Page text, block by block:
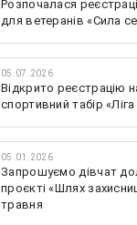
Розпочалася
для ветеранів «Сила
05.07.2026
Відкрито реєстрацію
спортивний табір
05.01.2026
Запрошуємо дівчат
проєкті «Шлях
травня